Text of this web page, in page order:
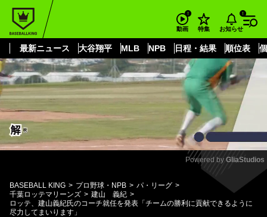
動画 特集 お知らせ
最新ニュース 大谷翔平 MLB NPB 日程・結果 順位表
もっと見る
Mute
Powered by GliaStudios
BASEBALL KING プロ野球・NPB
パ・リーグ
千葉ロッテマリーンズ
建山 義紀
ロッテ、建山義紀氏のコーチ就任を発表「チームの勝利に貢献できるように
尽力してまいります」